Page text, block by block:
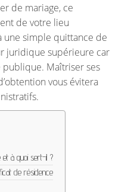
de mariage, ce
de votre lieu
une simple quittance de
juridique supérieure car
Maîtriser ses
vous évitera
et à quoi sert-il ?
de résidence